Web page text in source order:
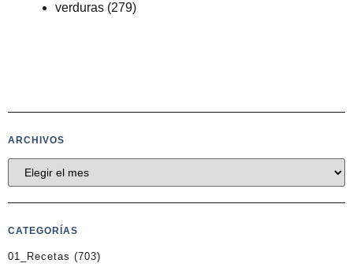
verduras (279)
ARCHIVOS
CATEGORÍAS
01_Recetas (703)